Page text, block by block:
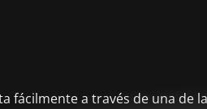
fácilmente a través de una de